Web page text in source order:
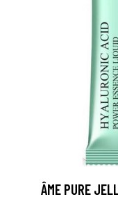
ÂME PURE